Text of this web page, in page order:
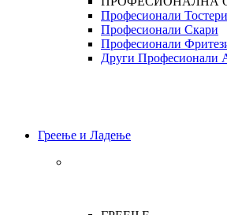
Професионали Тостери
Професионали Скари
Професионали
Други Професионали
Греење и Ладење